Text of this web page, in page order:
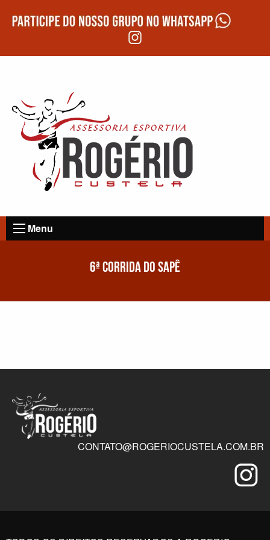
Menu
6ª CORRIDA DO SAPÊ
CONTATO@ROGERIOCUSTELA.COM.BR